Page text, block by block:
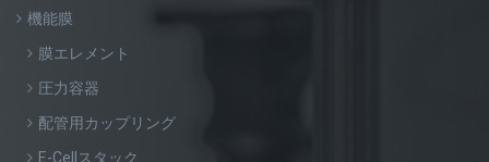
機能膜
膜エレメント
圧力容器
配管用カップリング
E-Cellスタック